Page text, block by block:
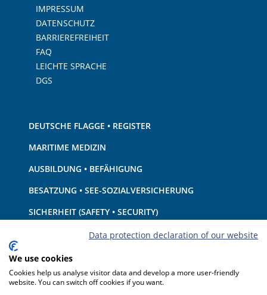
IMPRESSUM
DATENSCHUTZ
BARRIEREFREIHEIT
FAQ
LEICHTE SPRACHE
DGS
DEUTSCHE FLAGGE • REGISTER
MARITIME MEDIZIN
AUSBILDUNG • BEFÄHIGUNG
BESATZUNG • SEE-SOZIALVERSICHERUNG
SICHERHEIT (SAFETY • SECURITY)
SCHIFF • AUSRÜSTUNG
UMWELTSCHUTZ • KLIMA
HAFTUNG • FINANZEN
Data protection declaration of our website
We use cookies
Cookies help us analyse visitor data and develop a more user-friendly
website. You can switch off cookies if you want.